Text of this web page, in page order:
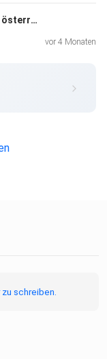
Gabi - Dachauer Damentreff mit österreichischen Touch
vor 4 Monaten
schreiben.